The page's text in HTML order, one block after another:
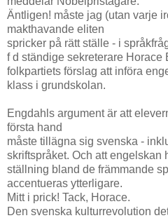
Äntligen! måste jag (utan varje
makthavande eliten
spricker på rätt ställe - i
f d ständige sekreterare Horace
folkpartiets förslag att införa
klass i grundskolan.
Engdahls argument är att
första hand
måste tillägna sig svenska -
skriftspråket. Och att engelskan
ställning bland de främmande
accentueras ytterligare.
Mitt i prick! Tack, Horace.
Den svenska kulturrevolution